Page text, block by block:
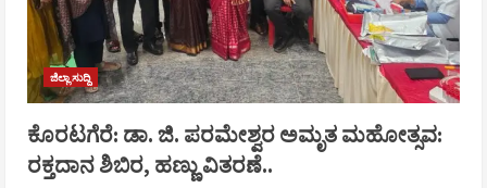
ಜಿಲ್ಲಾ ಸುದ್ದಿ
ಕೊರಟಗೆರೆ: ಡಾ. ಜಿ. ಪರಮೇಶ್ವರ ಅಮೃತ ಮಹೋತ್ಸವ:
ರಕ್ತದಾನ ಶಿಬಿರ, ಹಣ್ಣು ವಿತರಣೆ..